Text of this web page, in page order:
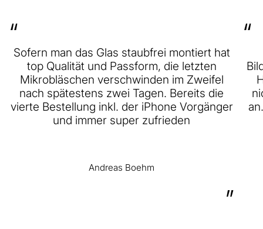
“
Sofern man das Glas staubfrei montiert hat
top Qualität und Passform, die letzten
Mikrobläschen verschwinden im Zweifel
nach spätestens zwei Tagen. Bereits die
vierte Bestellung inkl. der iPhone Vorgänger
und immer super zufrieden
”
Andreas Boehm
“